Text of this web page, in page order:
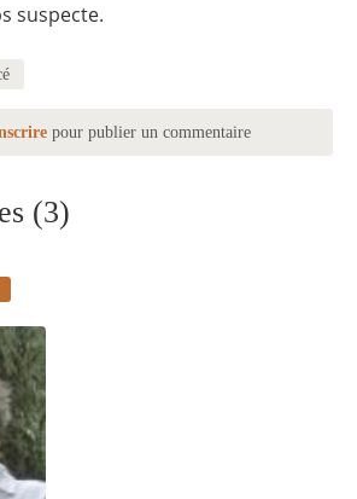
suspecte.
pour publier un commentaire
(3)